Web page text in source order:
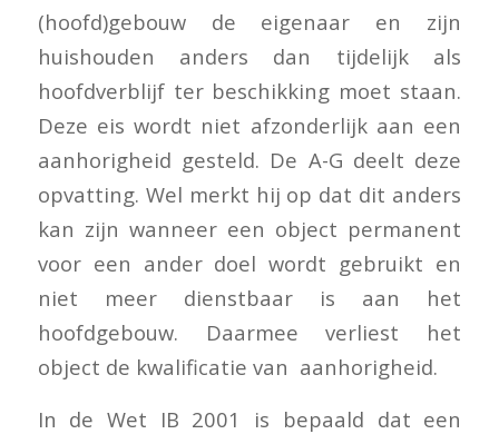
(hoofd)gebouw de eigenaar en zijn
huishouden anders dan tijdelijk als
hoofdverblijf ter beschikking moet staan.
Deze eis wordt niet afzonderlijk aan een
aanhorigheid gesteld. De A-G deelt deze
opvatting. Wel merkt hij op dat dit anders
kan zijn wanneer een object permanent
voor een ander doel wordt gebruikt en
niet meer dienstbaar is aan het
hoofdgebouw. Daarmee verliest het
object de kwalificatie van aanhorigheid.
In de Wet IB 2001 is bepaald dat een